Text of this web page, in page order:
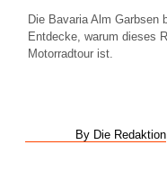
Die Bavaria Alm Garbsen
Entdecke, warum dieses
Motorradtour ist.
By Die Redaktion